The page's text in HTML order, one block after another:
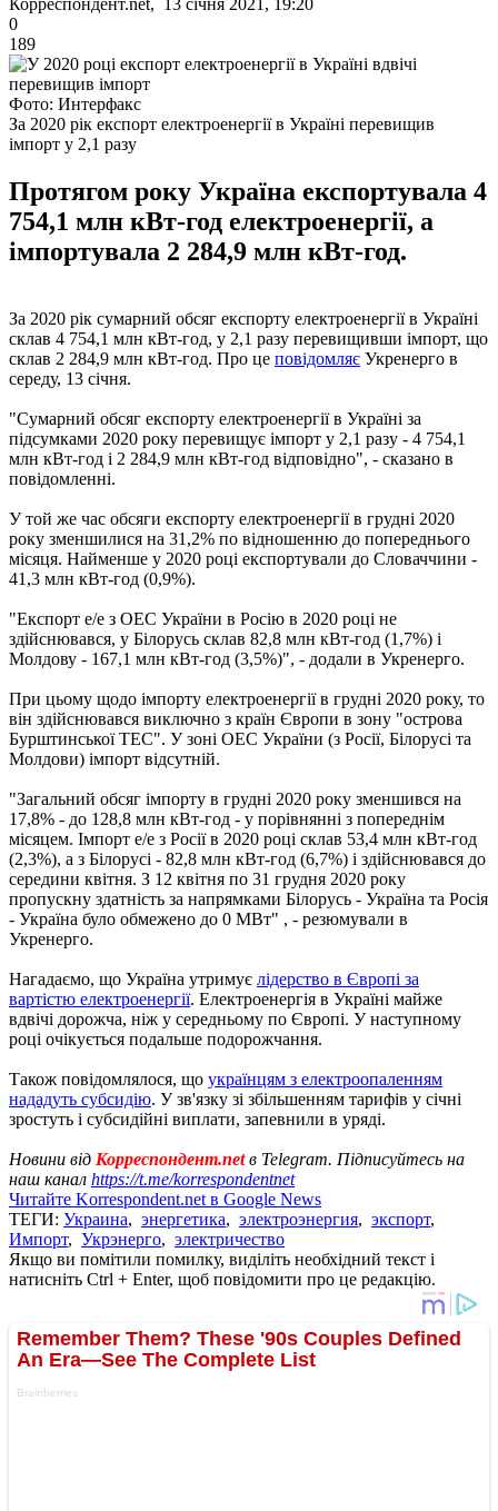
0
189
Фото: Интерфакс
За 2020 рік експорт електроенергії в Україні перевищив
імпорт у 2,1 разу
Протягом року Україна експортувала 4
754,1 млн кВт-год електроенергії, а
імпортувала 2 284,9 млн кВт-год.
За 2020 рік сумарний обсяг експорту електроенергії в Україні
склав 4 754,1 млн кВт-год, у 2,1 разу перевищивши імпорт, що
склав 2 284,9 млн кВт-год. Про це повідомляє Укренерго в
середу, 13 січня.
"Сумарний обсяг експорту електроенергії в Україні за
підсумками 2020 року перевищує імпорт у 2,1 разу - 4 754,1
млн кВт-год і 2 284,9 млн кВт-год відповідно", - сказано в
повідомленні.
У той же час обсяги експорту електроенергії в грудні 2020
року зменшилися на 31,2% по відношенню до попереднього
місяця. Найменше у 2020 році експортували до Словаччини -
41,3 млн кВт-год (0,9%).
"Експорт е/е з ОЕС України в Росію в 2020 році не
здійснювався, у Білорусь склав 82,8 млн кВт-год (1,7%) і
Молдову - 167,1 млн кВт-год (3,5%)", - додали в Укренерго.
При цьому щодо імпорту електроенергії в грудні 2020 року, то
він здійснювався виключно з країн Європи в зону "острова
Бурштинської ТЕС". У зоні ОЕС України (з Росії, Білорусі та
Молдови) імпорт відсутній.
"Загальний обсяг імпорту в грудні 2020 року зменшився на
17,8% - до 128,8 млн кВт-год - у порівнянні з попереднім
місяцем. Імпорт е/е з Росії в 2020 році склав 53,4 млн кВт-год
(2,3%), а з Білорусі - 82,8 млн кВт-год (6,7%) і здійснювався до
середини квітня. З 12 квітня по 31 грудня 2020 року
пропускну здатність за напрямками Білорусь - Україна та Росія
- Україна було обмежено до 0 МВт" , - резюмували в
Укренерго.
Нагадаємо, що Україна утримує лідерство в Європі за
вартістю електроенергії. Електроенергія в Україні майже
вдвічі дорожча, ніж у середньому по Європі. У наступному
році очікується подальше подорожчання.
Також повідомлялося, що українцям з електроопаленням
нададуть субсидію. У зв'язку зі збільшенням тарифів у січні
зростуть і субсидійні виплати, запевнили в уряді.
Новини від Корреспондент.netв Telegram. Підписуйтесь на
наш канал https://t.me/korrespondentnet
Читайте Korrespondent.net в Google News
ТЕГИ: Украина, энергетика, электроэнергия, экспорт,
Импорт, Укрэнерго, электричество
Якщо ви помітили помилку, виділіть необхідний текст і
натисніть Ctrl + Enter, щоб повідомити про це редакцію.